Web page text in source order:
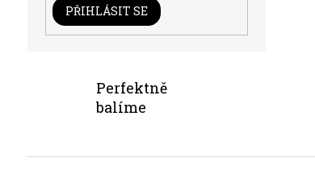
PŘIHLÁSIT SE
Perfektně
balíme